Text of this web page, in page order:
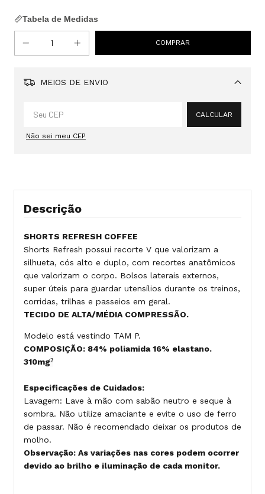
Tabela de Medidas
MEIOS DE ENVIO
Alterar CEP
CALCULAR
Não sei meu CEP
Descrição
SHORTS REFRESH COFFEE
Shorts Refresh possui recorte V que valorizam a
silhueta, cós alto e duplo, com recortes anatômicos
que valorizam o corpo. Bolsos laterais externos,
super úteis para guardar utensílios durante os treinos,
corridas, trilhas e passeios em geral.
TECIDO DE ALTA/MÉDIA COMPRESSÃO.
Modelo está vestindo TAM P.
COMPOSIÇÃO: 84% poliamida 16% elastano.
310mg²
Especificações de Cuidados:
Lavagem: Lave à mão com sabão neutro e seque à
sombra. Não utilize amaciante e evite o uso de ferro
de passar. Não é recomendado deixar os produtos de
molho.
Observação: As variações nas cores podem ocorrer
devido ao brilho e iluminação de cada monitor.